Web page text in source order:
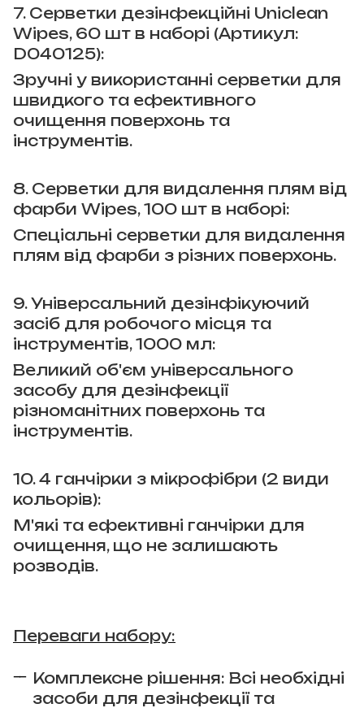
7. Серветки дезінфекційні Uniclean
Wipes, 60 шт в наборі (Артикул:
D040125):
Зручні у використанні серветки для
швидкого та ефективного
очищення поверхонь та
інструментів.
8. Серветки для видалення плям від
фарби Wipes, 100 шт в наборі:
Спеціальні серветки для видалення
плям від фарби з різних поверхонь.
9. Універсальний дезінфікуючий
засіб для робочого місця та
інструментів, 1000 мл:
Великий об'єм універсального
засобу для дезінфекції
різноманітних поверхонь та
інструментів.
10. 4 ганчірки з мікрофібри (2 види
кольорів):
М'які та ефективні ганчірки для
очищення, що не залишають
розводів.
Переваги набору:
Комплексне рішення: Всі необхідні
засоби для дезінфекції та